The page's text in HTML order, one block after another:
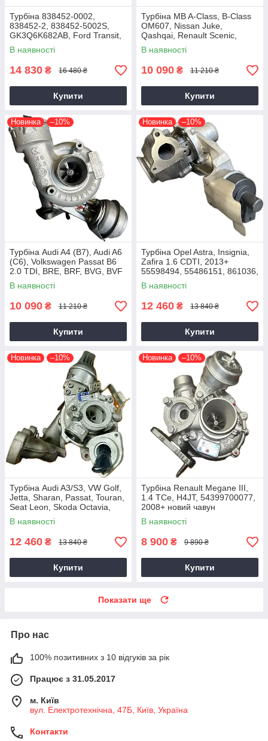
Турбіна 838452-0002,
838452-2, 838452-5002S,
GK3Q6K682AB, Ford Transit,
Tourneo EcoBlue YNFS,
YNF6, 2.0D, GTD1444V
В наявності
14 830 ₴ 16 480 ₴
Купити
Турбіна MB A-Class, B-Class
OM607, Nissan Juke,
Qashqai, Renault Scenic,
Kadjar, Megane K9K, 1.5 dCi,
2014+
В наявності
10 090 ₴ 11 210 ₴
Купити
Новинка –10%
Турбіна Audi A4 (B7), Audi A6
(C6), Volkswagen Passat B6
2.0 TDI, BRE, BRF, BVG, BVF
2004+
В наявності
10 090 ₴ 11 210 ₴
Купити
Новинка –10%
Турбіна Opel Astra, Insignia,
Zafira 1.6 CDTI, 2013+
55598494, 55486151, 861036,
54389700021, 54389700003
В наявності
12 460 ₴ 13 840 ₴
Купити
Новинка –10%
Турбіна Audi A3/S3, VW Golf,
Jetta, Sharan, Passat, Touran,
Seat Leon, Skoda Octavia,
Superb 2.0 TDI, CKRA
В наявності
12 460 ₴ 13 840 ₴
Купити
Новинка –10%
Турбіна Renault Megane III,
1.4 TCe, H4JT, 54399700077,
2008+ новий чавун
В наявності
8 900 ₴ 9 890 ₴
Купити
Показати ще
Про нас
100% позитивних з 10 відгуків за рік
Працює з 31.05.2017
м. Київ
вул. Електротехнічна, 47Б, Київ, Україна
Контакти